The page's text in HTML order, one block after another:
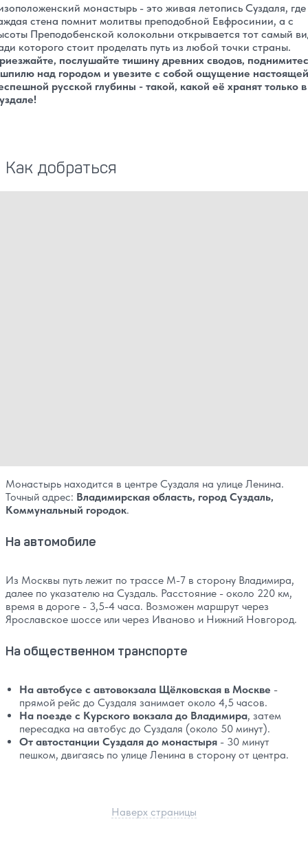
монастырь - это живая летопись Суздаля, где
стена помнит молитвы преподобной Евфросинии, а с
Преподобенской колокольни открывается тот самый
которого стоит проделать путь из любой точки страны.
послушайте тишину древних сводов,
над городом и увезите с собой ощущение
русской глубины - такой, какой её хранят только в
Как добраться
Монастырь находится в центре Суздаля на улице Ленина.
Точный адрес: Владимирская область, город Суздаль,
Коммунальный городок.
На автомобиле
Из Москвы путь лежит по трассе М-7 в сторону Владимира,
далее по указателю на Суздаль. Расстояние - около 220 км,
время в дороге - 3,5-4 часа. Возможен маршрут через
Ярославское шоссе или через Иваново и Нижний Новгород.
На общественном транспорте
На автобусе с автовокзала Щёлковская в Москве -
прямой рейс до Суздаля занимает около 4,5 часов.
На поезде с Курского вокзала до Владимира, затем
пересадка на автобус до Суздаля (около 50 минут).
От автостанции Суздаля до монастыря - 30 минут
пешком, двигаясь по улице Ленина в сторону от центра.
Наверх страницы